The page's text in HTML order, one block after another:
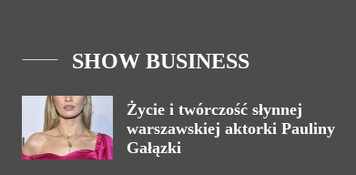
SHOW BUSINESS
Życie i twórczość słynnej
warszawskiej aktorki Pauliny
Gałązki